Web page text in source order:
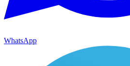
WhatsApp